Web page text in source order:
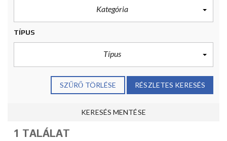
Kategória
TÍPUS
Típus
SZŰRŐ TÖRLÉSE RÉSZLETES KERESÉS
KERESÉS MENTÉSE
1 TALÁLAT